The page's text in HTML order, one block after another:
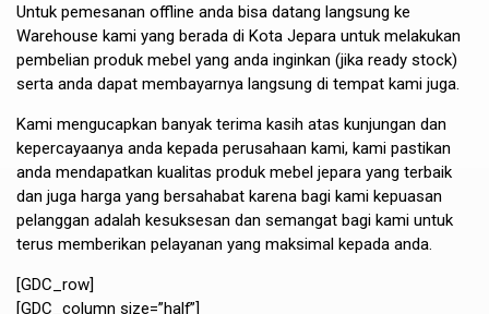
Untuk pemesanan offline anda bisa datang langsung ke
Warehouse kami yang berada di Kota Jepara untuk melakukan
pembelian produk mebel yang anda inginkan (jika ready stock)
serta anda dapat membayarnya langsung di tempat kami juga.
Kami mengucapkan banyak terima kasih atas kunjungan dan
kepercayaanya anda kepada perusahaan kami, kami pastikan
anda mendapatkan kualitas produk mebel jepara yang terbaik
dan juga harga yang bersahabat karena bagi kami kepuasan
pelanggan adalah kesuksesan dan semangat bagi kami untuk
terus memberikan pelayanan yang maksimal kepada anda.
[GDC_row]
[GDC_column size=”half”]